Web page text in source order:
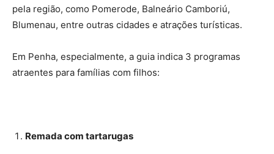
pela região, como Pomerode, Balneário Camboriú,
Blumenau, entre outras cidades e atrações turísticas.
Em Penha, especialmente, a guia indica 3 programas
atraentes para famílias com filhos:
Remada com tartarugas